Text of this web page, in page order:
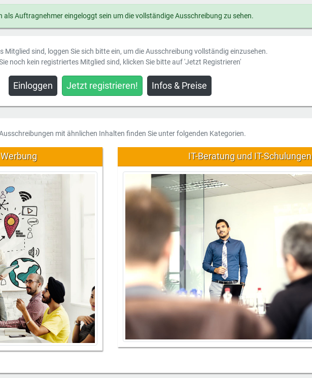
als Auftragnehmer eingeloggt sein um die vollständige Ausschreibung zu sehen.
Mitglied sind, loggen Sie sich bitte ein, um die Ausschreibung vollständig einzusehen.
noch kein registriertes Mitglied sind, klicken Sie bitte auf 'Jetzt Registrieren'
Einloggen Jetzt registrieren! Infos & Preise
mit ähnlichen Inhalten finden Sie unter folgenden Kategorien.
IT-Beratung und IT-Schulungen